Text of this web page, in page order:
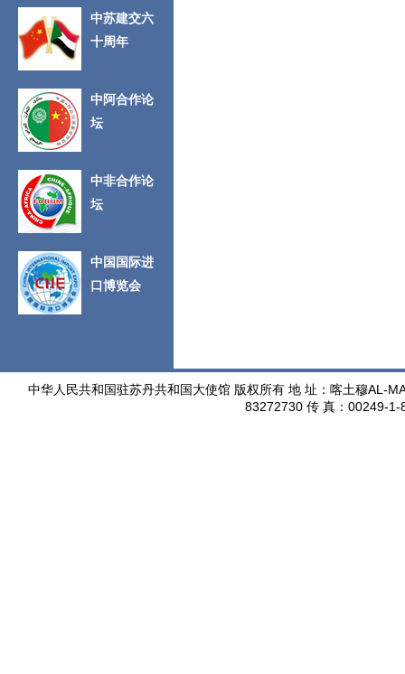
中苏建交六
十周年
中阿合作论
坛
中非合作论
坛
中国国际进
口博览会
中华人民共和国驻苏丹共和国大使馆 版权所有地 址：喀土穆AL-
83272730传 真： 00249-1-